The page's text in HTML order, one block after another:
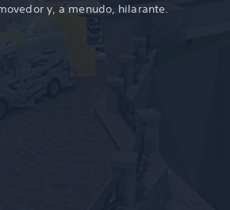
y, a menudo, hilarante.